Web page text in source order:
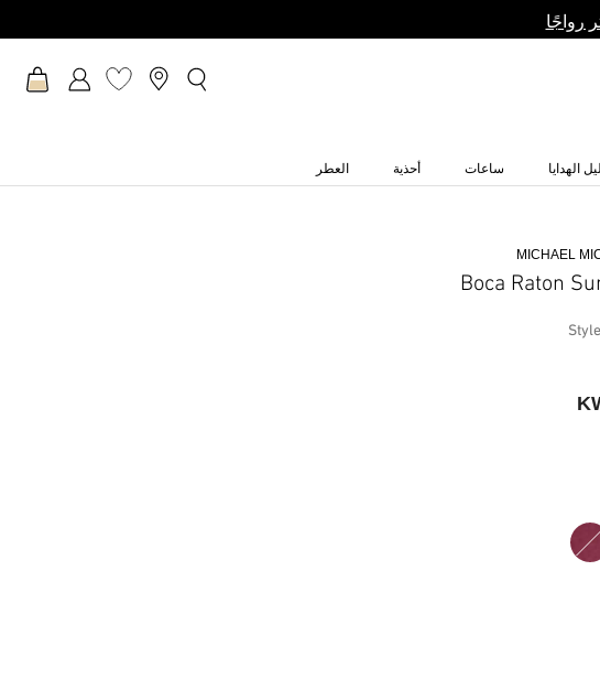
رواجًا
الهدايا ساعات أحذية العطر
MICHAEL
Boca Raton